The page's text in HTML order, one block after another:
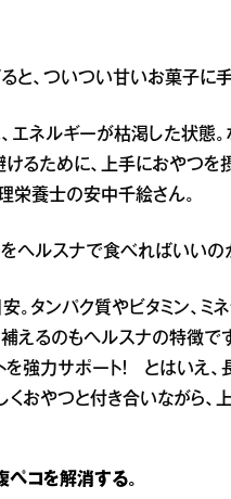
と、ついつい甘いお菓子に
エネルギーが枯渇した状態
けるために、上手におやつ
栄養士の安中千絵さん。
ヘルスナで食べればいいの
。タンパク質やビタミン、
えるのもヘルスナの特徴で
を強力サポート！ とはいえ
くおやつと付き合いながら、
ペコを解消する。